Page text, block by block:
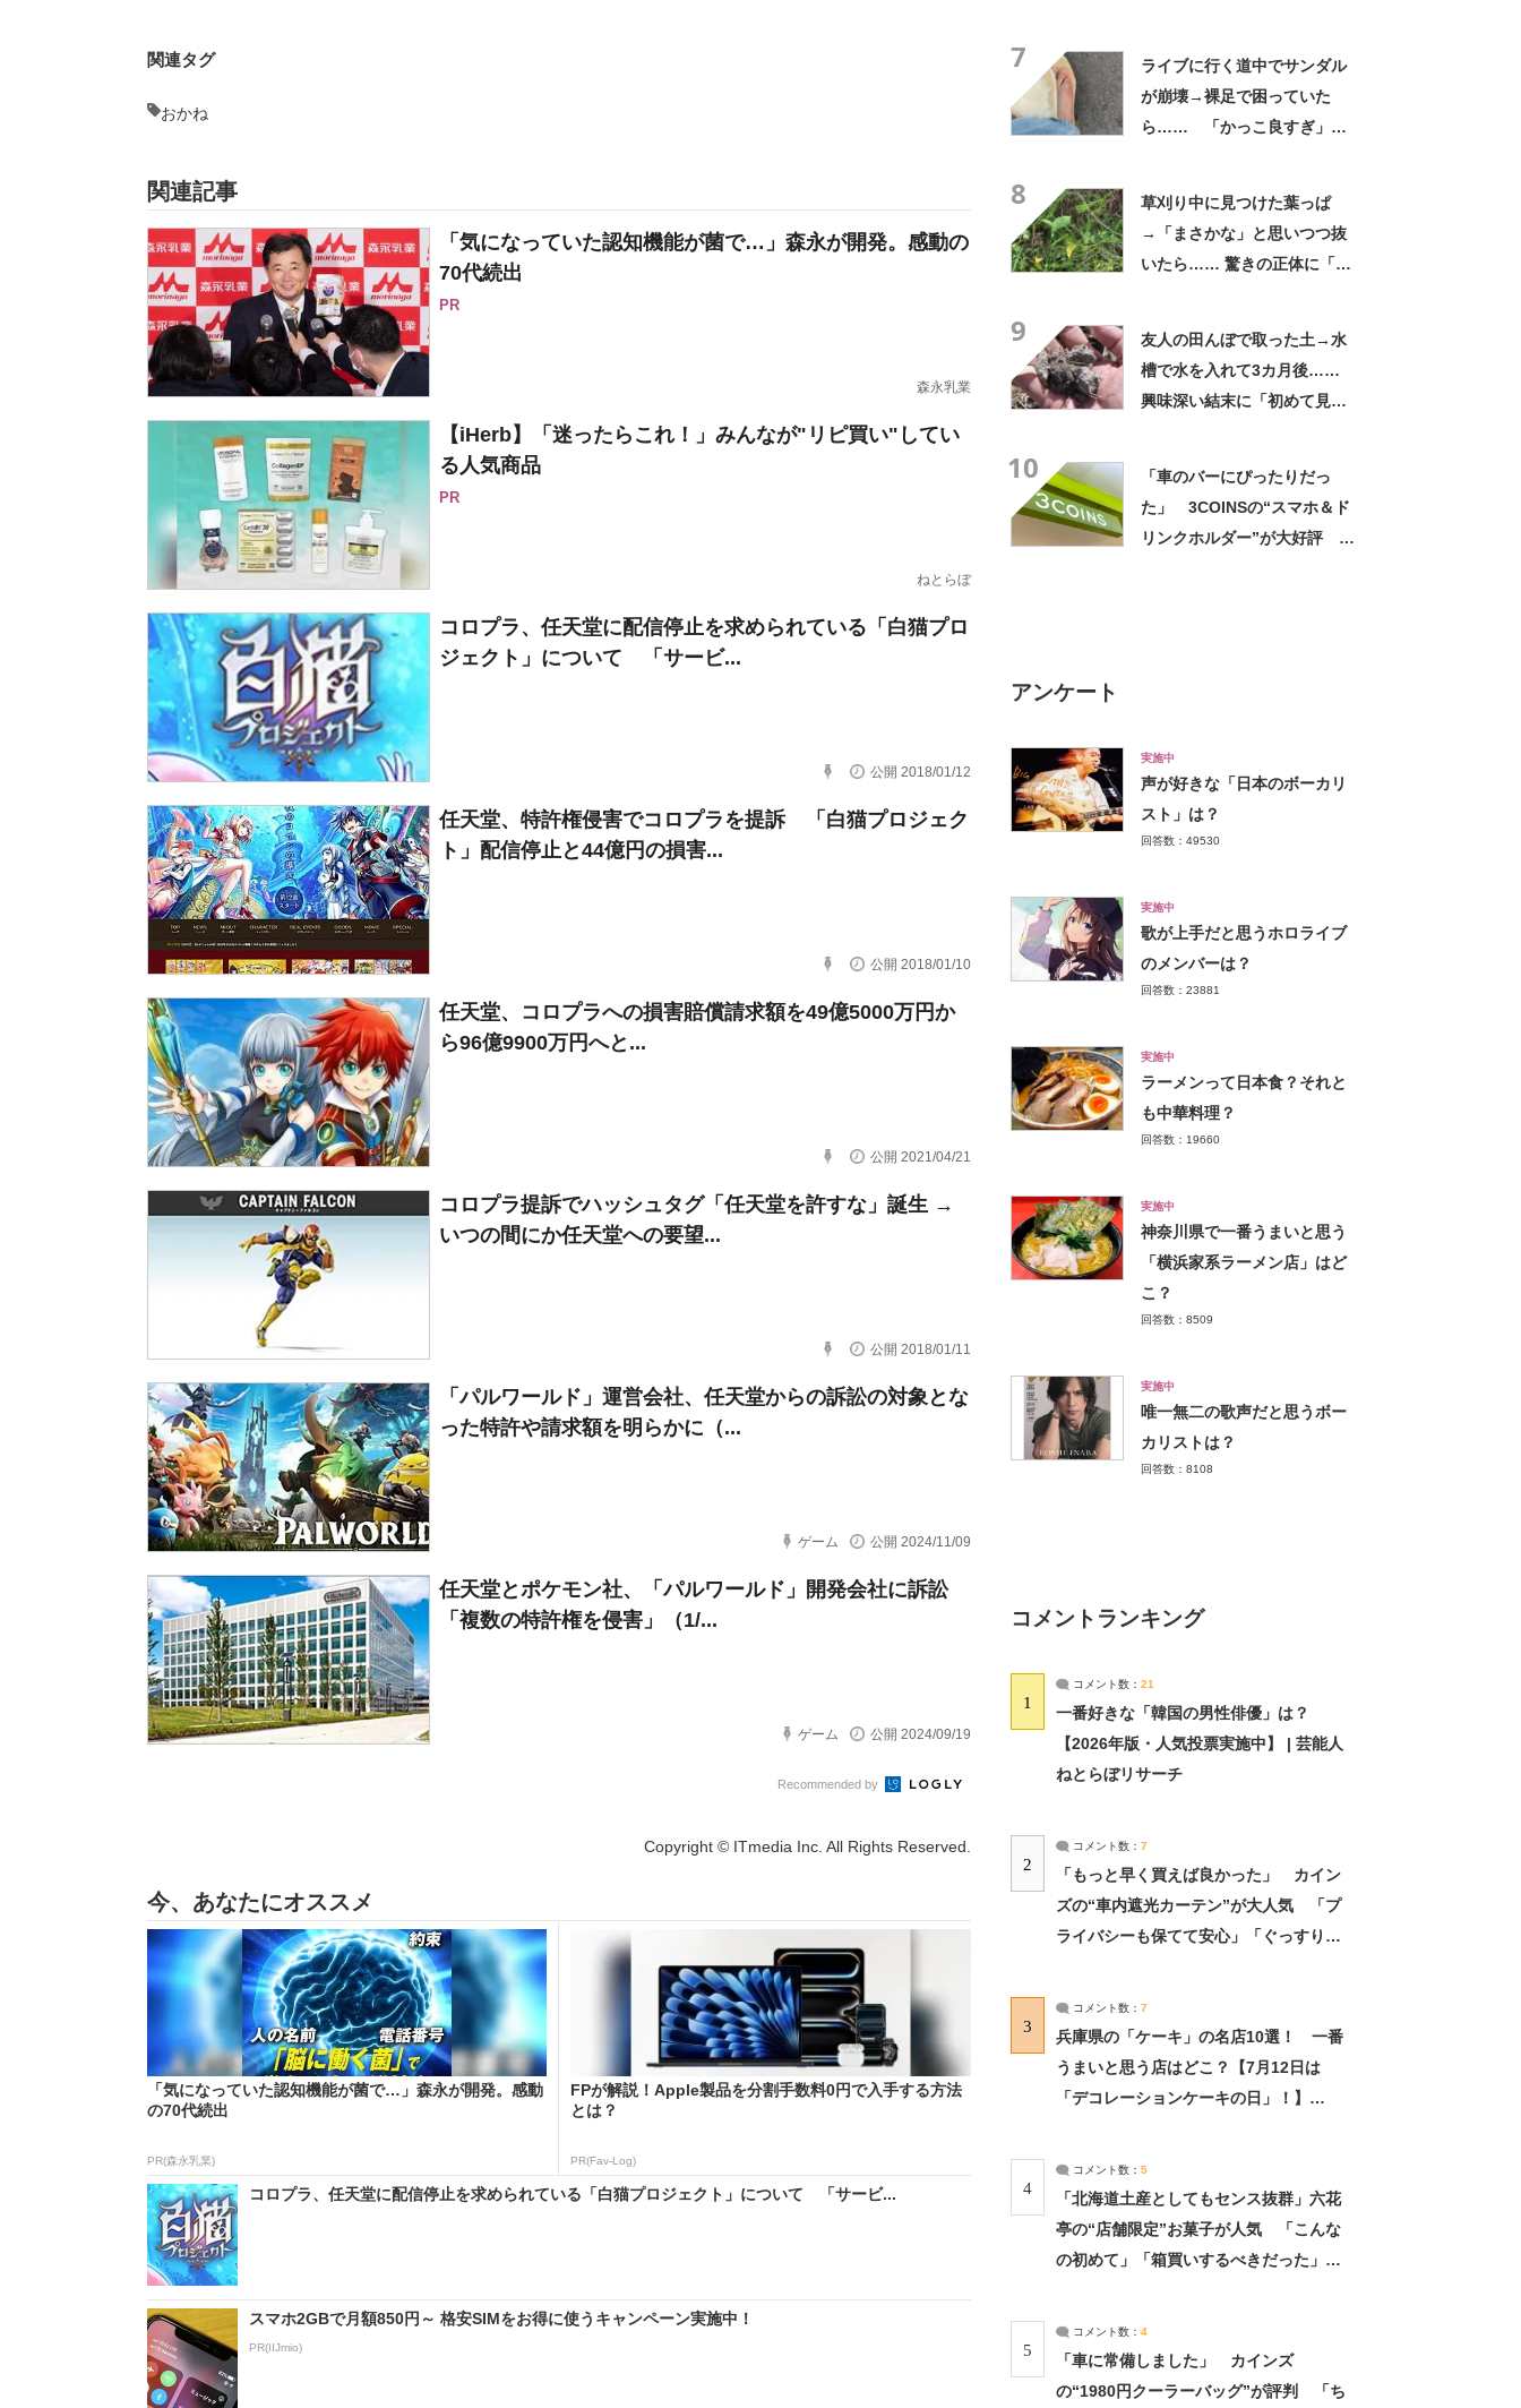
関連タグ
おかね
関連記事
「気になっていた認知機能が菌で…」森永が開発。感動の
70代続出
PR
森永乳業
【iHerb】「迷ったらこれ！」みんなが"リピ買い"してい
る人気商品
PR
ねとらぼ
コロプラ、任天堂に配信停止を求められている「白猫プロ
ジェクト」について 「サービ...
公開 2018/01/12
任天堂、特許権侵害でコロプラを提訴 「白猫プロジェク
ト」配信停止と44億円の損害...
公開 2018/01/10
任天堂、コロプラへの損害賠償請求額を49億5000万円か
ら96億9900万円へと...
公開 2021/04/21
コロプラ提訴でハッシュタグ「任天堂を許すな」誕生 →
いつの間にか任天堂への要望...
公開 2018/01/11
「パルワールド」運営会社、任天堂からの訴訟の対象とな
った特許や請求額を明らかに（...
ゲーム 公開 2024/11/09
任天堂とポケモン社、「パルワールド」開発会社に訴訟
「複数の特許権を侵害」（1/...
ゲーム 公開 2024/09/19
Recommended by
Copyright © ITmedia Inc. All Rights Reserved.
今、あなたにオススメ
「気になっていた認知機能が菌で…」森永が開発。感動
の70代続出
PR(森永乳業)
FPが解説！Apple製品を分割手数料0円で入手する方法
とは？
PR(Fav-Log)
コロプラ、任天堂に配信停止を求められている「白猫プロジェクト」について 「サービ...
スマホ2GBで月額850円～ 格安SIMをお得に使うキャンペーン実施中！
PR(IIJmio)
7
ライブに行く道中でサンダル
が崩壊→裸足で困っていた
ら…… 「かっこ良すぎ」ま
8
草刈り中に見つけた葉っぱ
→「まさかな」と思いつつ抜
いたら…… 驚きの正体に「お
9
友人の田んぼで取った土→水
槽で水を入れて3カ月後……
興味深い結末に「初めて見
10
「車のバーにぴったりだっ
た」 3COINSの“スマホ＆ド
リンクホルダー”が大好評
アンケート
実施中
声が好きな「日本のボーカリ
スト」は？
回答数：49530
実施中
歌が上手だと思うホロライブ
のメンバーは？
回答数：23881
実施中
ラーメンって日本食？それと
も中華料理？
回答数：19660
実施中
神奈川県で一番うまいと思う
「横浜家系ラーメン店」はど
こ？
回答数：8509
実施中
唯一無二の歌声だと思うボー
カリストは？
回答数：8108
コメントランキング
1
コメント数： 21
一番好きな「韓国の男性俳優」は？
【2026年版・人気投票実施中】 | 芸能人
ねとらぼリサーチ
2
コメント数： 7
「もっと早く買えば良かった」 カイン
ズの“車内遮光カーテン”が大人気 「プ
ライバシーも保てて安心」「ぐっすり眠
3
コメント数： 7
兵庫県の「ケーキ」の名店10選！ 一番
うまいと思う店はどこ？【7月12日は
「デコレーションケーキの日」！】
4
コメント数： 5
「北海道土産としてもセンス抜群」六花
亭の“店舗限定”お菓子が人気 「こんな
の初めて」「箱買いするべきだった」
5
コメント数： 4
「車に常備しました」 カインズ
の“1980円クーラーバッグ”が評判 「ち